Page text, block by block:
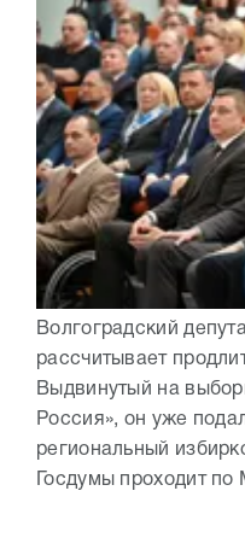
Волгоградский
рассчитывает
Выдвинутый на
Россия», он уже
региональный
Госдумы проходит